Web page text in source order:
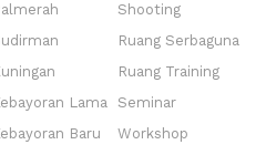
Lama
Baru
Shooting
Ruang Serbaguna
Ruang Training
Seminar
Workshop